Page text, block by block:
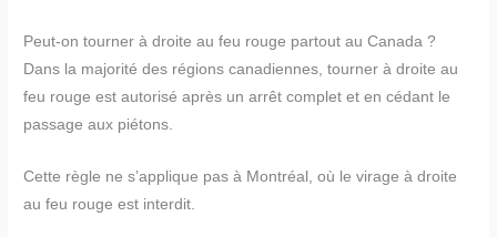
Peut-on tourner à droite au feu rouge partout au Canada ?
Dans la majorité des régions canadiennes, tourner à droite au
feu rouge est autorisé après un arrêt complet et en cédant le
passage aux piétons.
Cette règle ne s’applique pas à Montréal, où le virage à droite
au feu rouge est interdit.